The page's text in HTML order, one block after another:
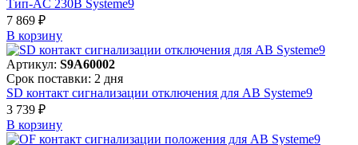
Тип-AC 230В Systeme9
7 869 ₽
В корзинy
Артикул: S9A60002
Срок поставки: 2 дня
SD контакт сигнализации отключения для АВ Systeme9
3 739 ₽
В корзинy